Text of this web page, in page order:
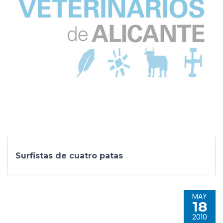
Surfistas de cuatro patas
MAY
18
2010